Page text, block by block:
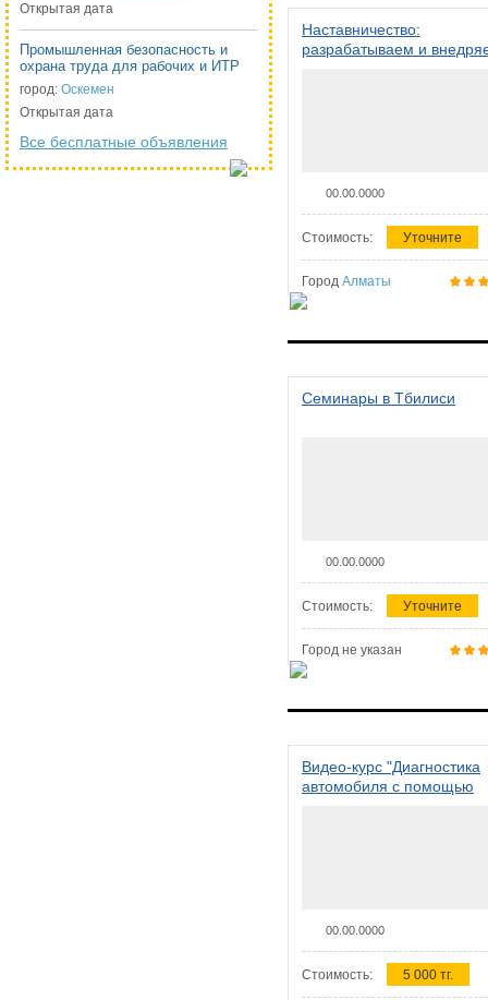
Открытая дата
Промышленная безопасность и
охрана труда для рабочих и ИТР
город: Оскемен
Открытая дата
Все бесплатные объявления
Наставничество:
разрабатываем и
00.00.0000
Стоимость: Уточните
Город Алматы
Семинары в Тбилиси
00.00.0000
Стоимость: Уточните
Город не указан
Видео-курс "Диагностика
автомобиля с помощью
00.00.0000
Стоимость: 5 000 тг.